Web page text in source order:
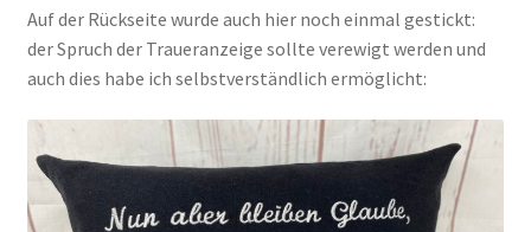
Auf der Rückseite wurde auch hier noch einmal gestickt:
der Spruch der Traueranzeige sollte verewigt werden und
auch dies habe ich selbstverständlich ermöglicht: